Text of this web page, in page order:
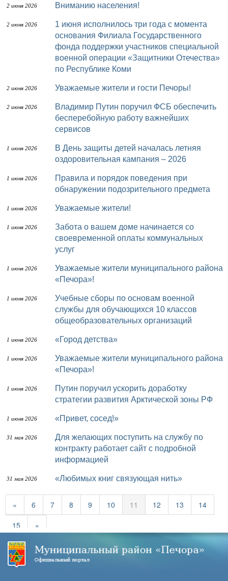
2 июня 2026 Вниманию населения!
2 июня 2026
1 июня исполнилось три года с момента
основания Филиала Государственного
фонда поддержки участников специальной
военной операции «Защитники Отечества»
по Республике Коми
2 июня 2026 Уважаемые жители и гости Печоры!
2 июня 2026
Владимир Путин поручил ФСБ обеспечить
бесперебойную работу важнейших
сервисов
1 июня 2026
В День защиты детей началась летняя
оздоровительная кампания – 2026
1 июня 2026
Правила и порядок поведения при
обнаружении подозрительного предмета
1 июня 2026 Уважаемые жители!
1 июня 2026
Забота о вашем доме начинается со
своевременной оплаты коммунальных
услуг
1 июня 2026
Уважаемые жители муниципального района
«Печора»!
1 июня 2026
Учебные сборы по основам военной
службы для обучающихся 10 классов
общеобразовательных организаций
1 июня 2026 «Город детства»
1 июня 2026
Уважаемые жители муниципального района
«Печора»!
1 июня 2026
Путин поручил ускорить доработку
стратегии развития Арктической зоны РФ
1 июня 2026 «Привет, сосед!»
31 мая 2026
Для желающих поступить на службу по
контракту работает сайт с подробной
информацией
31 мая 2026 «Любимых книг связующая нить»
« 6 7 8 9 10 11 12 13
14
15
»